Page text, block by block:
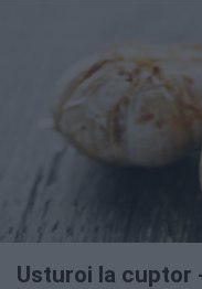
Usturoi la cuptor